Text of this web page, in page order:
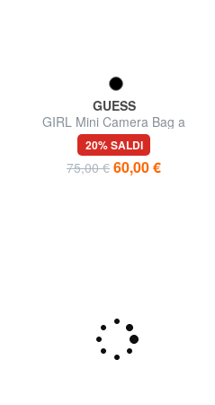
GUESS
GIRL Mini Camera Bag a
tracolla
20% SALDI
75,00 € 60,00 €